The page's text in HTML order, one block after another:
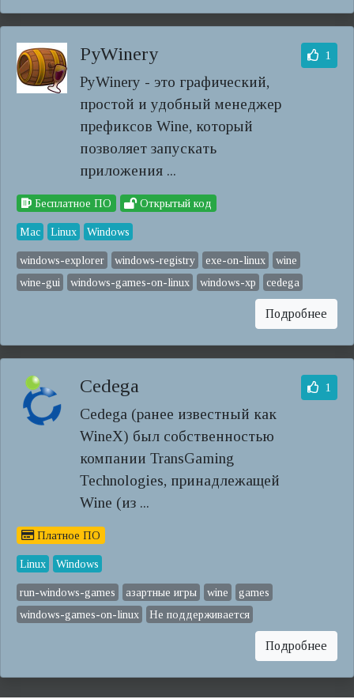
PyWinery
PyWinery - это графический,
простой и удобный менеджер
префиксов Wine, который
позволяет запускать
приложения ...
1
Бесплатное ПО Открытый код
Mac Linux Windows
windows-explorer windows-registry exe-on-linux
wine
wine-gui
windows-games-on-linux windows-xp cedega
Подробнее
Cedega
Cedega (ранее известный как
WineX) был собственностью
компании TransGaming
Technologies, принадлежащей
Wine (из ...
1
Платное ПО
Linux Windows
run-windows-games азартные игры wine
games
windows-games-on-linux
Не поддерживается
Подробнее